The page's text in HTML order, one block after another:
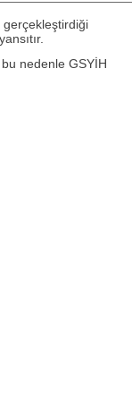
gerçekleştirdiği
nedenle GSYİH